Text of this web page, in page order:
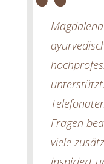
Fragen
viele